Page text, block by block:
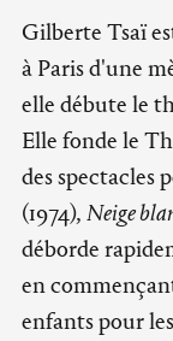
Gilberte Tsaï
à Paris d'une
elle débute le
Elle fonde le
des spectacles
(1974), Neige
déborde
en
enfants pour